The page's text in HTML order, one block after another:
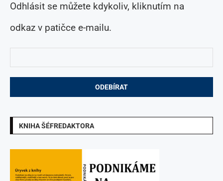
Odhlásit se můžete kdykoliv, kliknutím na
odkaz v patičce e-mailu.
KNIHA ŠÉFREDAKTORA